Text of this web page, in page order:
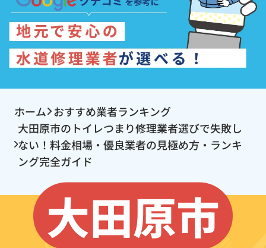
ホーム おすすめ業者ランキング
大田原市のトイレつまり修理業者選びで失敗し
ない！料金相場・優良業者の見極め方・ランキ
ング完全ガイド
大田原市